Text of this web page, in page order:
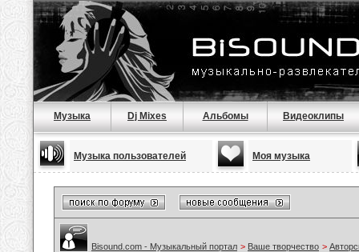
Музыка Dj Mixes Альбомы Видеоклипы
Музыка пользователей Моя музыка
Bisound.com - Музыкальный портал > Ваше творчество >